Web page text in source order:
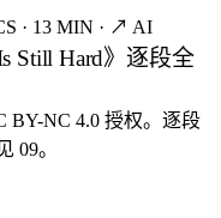
· 13 MIN · ↗ AI
Still Hard》逐段全
BY-NC 4.0 授权。逐段
09。